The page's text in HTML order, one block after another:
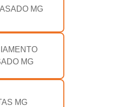
MG
MG
MG